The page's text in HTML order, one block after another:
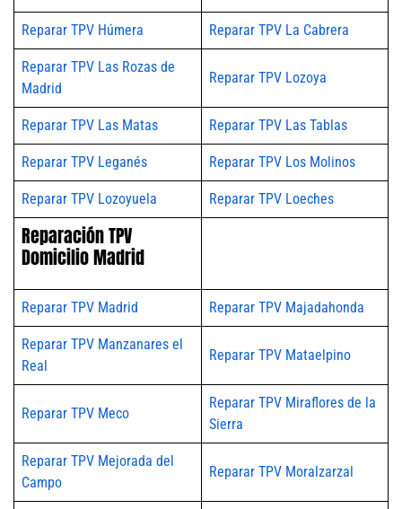
Reparar TPV Húmera Reparar TPV La Cabrera
Reparar TPV Las Rozas de
Madrid
Reparar TPV Lozoya
Reparar TPV Las Matas Reparar TPV Las Tablas
Reparar TPV Leganés Reparar TPV Los Molinos
Reparar TPV Lozoyuela Reparar TPV Loeches
Reparación TPV
Domicilio Madrid
Reparar TPV Madrid Reparar TPV Majadahonda
Reparar TPV Manzanares el
Real
Reparar TPV Mataelpino
Reparar TPV Meco
Reparar TPV Miraflores de la
Sierra
Reparar TPV Mejorada del
Campo
Reparar TPV Moralzarzal